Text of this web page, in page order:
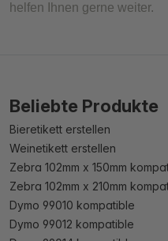
helfen Ihnen gerne weiter.
Beliebte Produkte
Bieretikett erstellen
Weinetikett erstellen
Zebra 102mm x 150mm
Zebra 102mm x 210mm
Dymo 99010 kompatible
Dymo 99012 kompatible